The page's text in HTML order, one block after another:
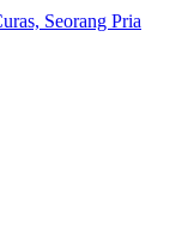
Seorang Pria